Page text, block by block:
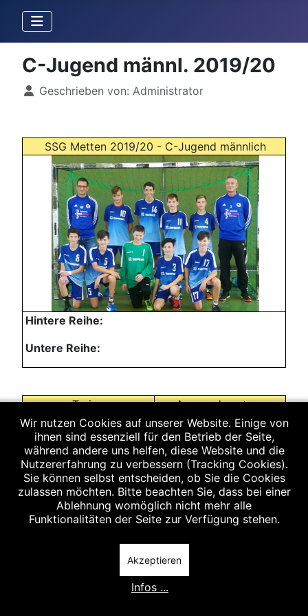
C-Jugend männl. 2019/20
DetailsGeschrieben von: Administrator
SSG Metten 2019/20 - C-Jugend männlich
Hintere Reihe:
Untere Reihe:
Trainer Ansprechpartner
Alexander Rümmelein
Walter Steininger
Alexander Rümmelein
Mobil: 0171/8749929
Email:
alex@ruemmelein.de
Vorheriger Beitrag: D2-Jugend männl. 2019/20
Wir nutzen Cookies auf unserer Website. Einige von
ihnen sind essenziell für den Betrieb der Seite,
während andere uns helfen, diese Website und die
Nutzererfahrung zu verbessern (Tracking Cookies).
Sie können selbst entscheiden, ob Sie die Cookies
zulassen möchten. Bitte beachten Sie, dass bei einer
Ablehnung womöglich nicht mehr alle
Funktionalitäten der Seite zur Verfügung stehen.
Akzeptieren
Infos ...